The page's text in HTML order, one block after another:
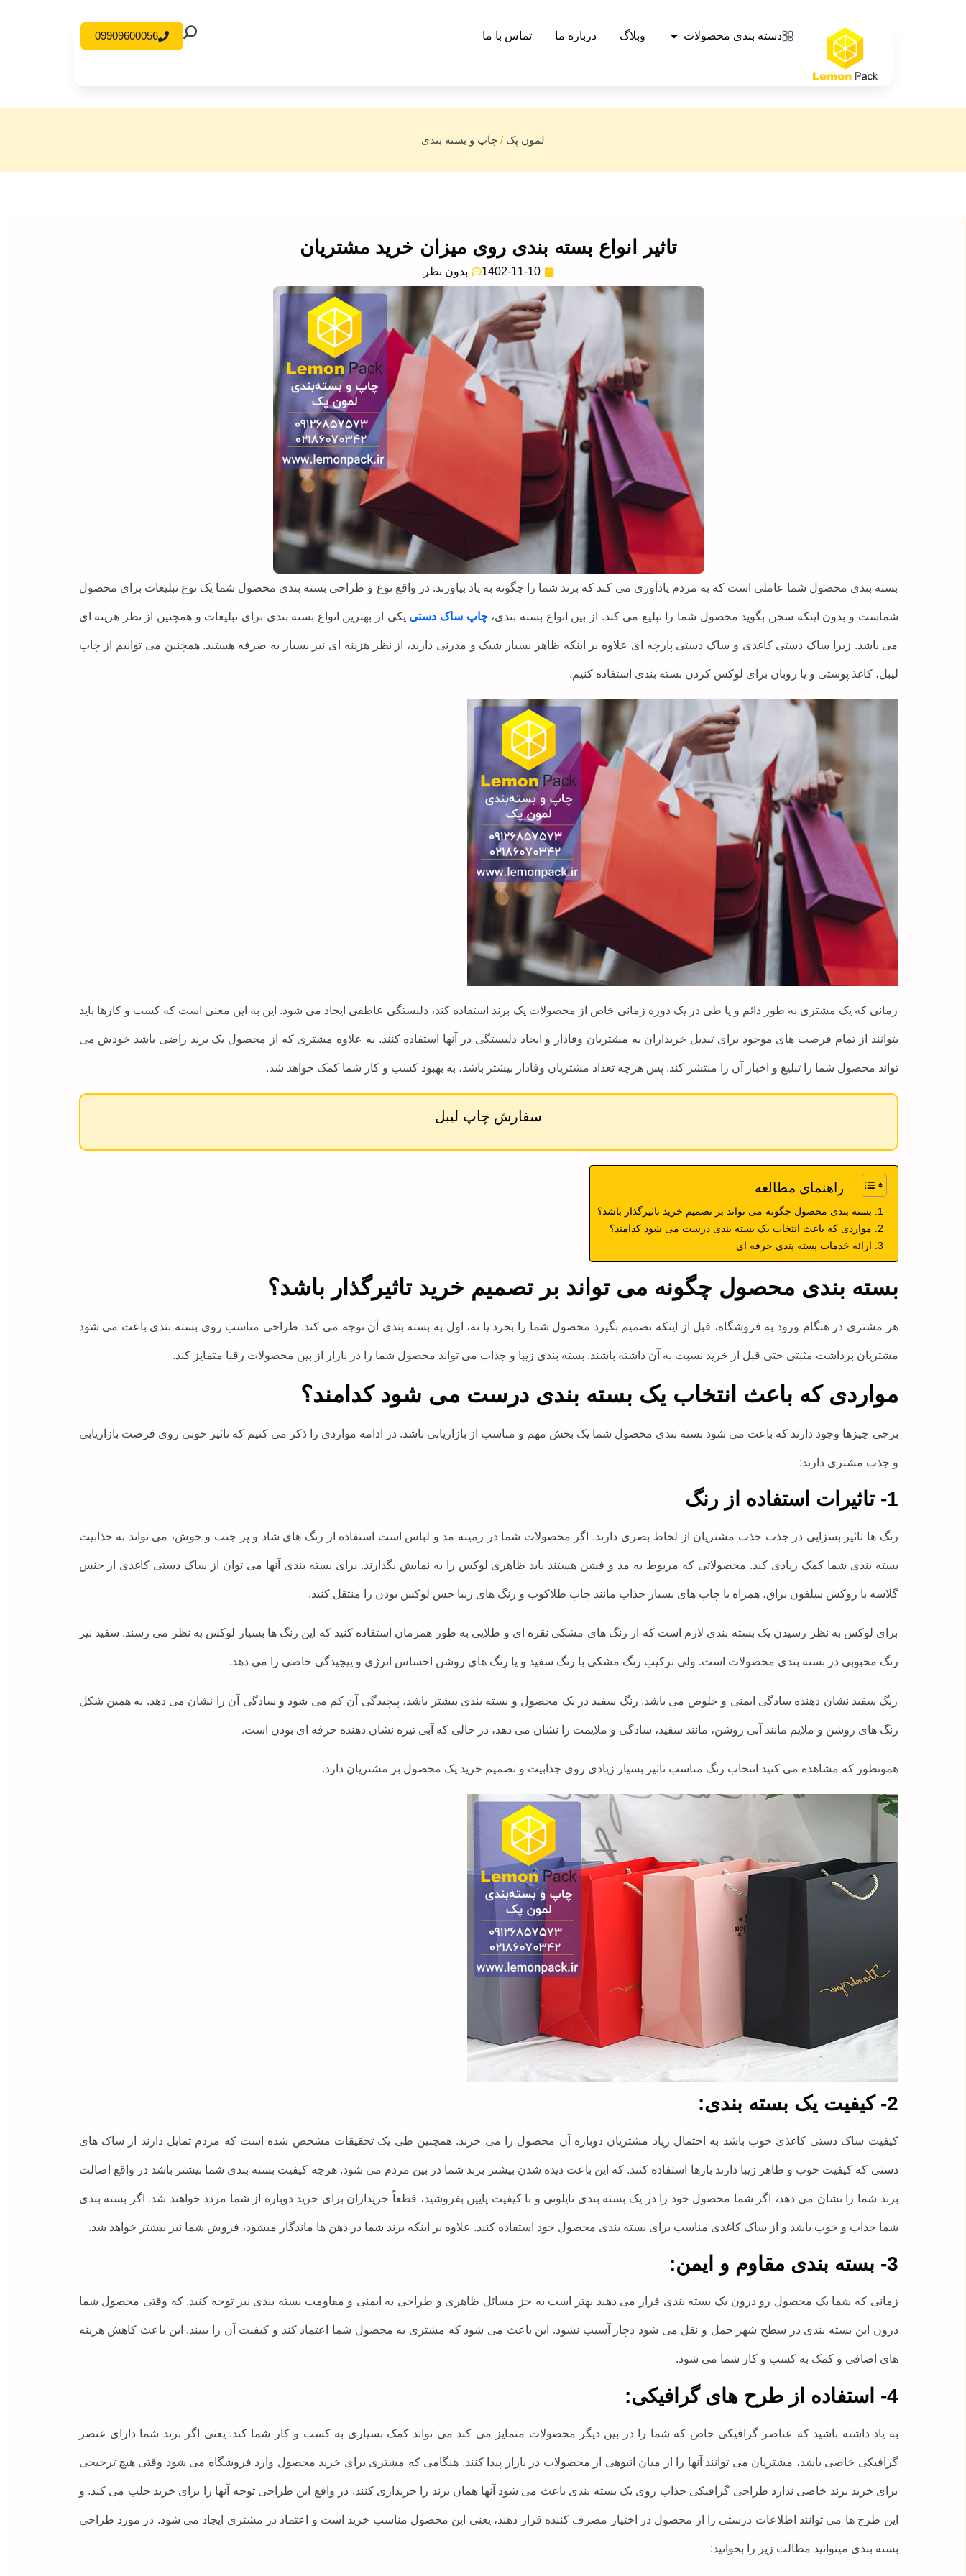
دسته بندی محصولات وبلاگ درباره ما تماس با ما 09909600056
لمون پک / چاپ و بسته بندی
تاثیر انواع بسته بندی روی میزان خرید مشتریان
1402-11-10 بدون نظر
بسته بندی محصول شما عاملی است که به مردم یادآوری می کند که برند شما را چگونه به یاد بیاورند. در واقع نوع و طراحی بسته بندی محصول شما یک نوع تبلیغات برای محصول
شماست و بدون اینکه سخن بگوید محصول شما را تبلیغ می کند. از بین انواع بسته بندی،چاپ ساک دستی یکی از بهترین انواع بسته بندی برای تبلیغات و همچنین از نظر هزینه ای
می باشد. زیرا ساک دستی کاغذی و ساک دستی پارچه ای علاوه بر اینکه ظاهر بسیار شیک و مدرنی دارند، از نظر هزینه ای نیز بسیار به صرفه هستند. همچنین می توانیم از چاپ
لیبل، کاغذ پوستی و یا روبان برای لوکس کردن بسته بندی استفاده کنیم.
زمانی که یک مشتری به طور دائم و یا طی در یک دوره زمانی خاص از محصولات یک برند استفاده کند، دلبستگی عاطفی ایجاد می شود. این به این معنی است که کسب و کارها باید
بتوانند از تمام فرصت های موجود برای تبدیل خریداران به مشتریان وفادار و ایجاد دلبستگی در آنها استفاده کنند. به علاوه مشتری که از محصول یک برند راضی باشد خودش می
تواند محصول شما را تبلیغ و اخبار آن را منتشر کند. پس هرچه تعداد مشتریان وفادار بیشتر باشد، به بهبود کسب و کار شما کمک خواهد شد.
سفارش چاپ لیبل
راهنمای مطالعه
بسته بندی محصول چگونه می تواند بر تصمیم خرید تاثیرگذار باشد؟
مواردی که باعث انتخاب یک بسته بندی درست می شود کدامند؟
ارائه خدمات بسته بندی حرفه ای
بسته بندی محصول چگونه می تواند بر تصمیم خرید تاثیرگذار باشد؟
هر مشتری در هنگام ورود به فروشگاه، قبل از اینکه تصمیم بگیرد محصول شما را بخرد یا نه، اول به بسته بندی آن توجه می کند. طراحی مناسب روی بسته بندی باعث می شود
مشتریان برداشت مثبتی حتی قبل از خرید نسبت به آن داشته باشند. بسته بندی زیبا و جذاب می تواند محصول شما را در بازار از بین محصولات رقبا متمایز کند.
مواردی که باعث انتخاب یک بسته بندی درست می شود کدامند؟
برخی چیزها وجود دارند که باعث می شود بسته بندی محصول شما یک بخش مهم و مناسب از بازاریابی باشد. در ادامه مواردی را ذکر می کنیم که تاثیر خوبی روی فرصت بازاریابی
و جذب مشتری دارند:
1- تاثیرات استفاده از رنگ
رنگ ها تاثیر بسزایی در جذب جذب مشتریان از لحاظ بصری دارند. اگر محصولات شما در زمینه مد و لباس است استفاده از رنگ های شاد و پر جنب و جوش، می تواند به جذابیت
بسته بندی شما کمک زیادی کند. محصولاتی که مربوط به مد و فشن هستند باید ظاهری لوکس را به نمایش بگذارند. برای بسته بندی آنها می توان از ساک دستی کاغذی از جنس
گلاسه با روکش سلفون براق، همراه با چاپ های بسیار جذاب مانند چاپ طلاکوب و رنگ های زیبا حس لوکس بودن را منتقل کنید.
برای لوکس به نظر رسیدن یک بسته بندی لازم است که از رنگ های مشکی نقره ای و طلایی به طور همزمان استفاده کنید که این رنگ ها بسیار لوکس به نظر می رسند. سفید نیز
رنگ محبوبی در بسته بندی محصولات است. ولی ترکیب رنگ مشکی با رنگ سفید و یا رنگ های روشن احساس انرژی و پیچیدگی خاصی را می دهد.
رنگ سفید نشان دهنده سادگی ایمنی و خلوص می باشد. رنگ سفید در یک محصول و بسته بندی بیشتر باشد، پیچیدگی آن کم می شود و سادگی آن را نشان می دهد. به همین شکل
رنگ های روشن و ملایم مانند آبی روشن، مانند سفید، سادگی و ملایمت را نشان می دهد، در حالی که آبی تیره نشان دهنده حرفه ای بودن است.
همونطور که مشاهده می کنید انتخاب رنگ مناسب تاثیر بسیار زیادی روی جذابیت و تصمیم خرید یک محصول بر مشتریان دارد.
2- کیفیت یک بسته بندی:
کیفیت ساک دستی کاغذی خوب باشد به احتمال زیاد مشتریان دوباره آن محصول را می خرند. همچنین طی یک تحقیقات مشخص شده است که مردم تمایل دارند از ساک های
دستی که کیفیت خوب و ظاهر زیبا دارند بارها استفاده کنند. که این باعث دیده شدن بیشتر برند شما در بین مردم می شود. هرچه کیفیت بسته بندی شما بیشتر باشد در واقع اصالت
برند شما را نشان می دهد، اگر شما محصول خود را در یک بسته بندی نایلونی و با کیفیت پایین بفروشید، قطعاً خریداران برای خرید دوباره از شما مردد خواهند شد. اگر بسته بندی
شما جذاب و خوب باشد و از ساک کاغذی مناسب برای بسته بندی محصول خود استفاده کنید. علاوه بر اینکه برند شما در ذهن ها ماندگار میشود، فروش شما نیز بیشتر خواهد شد.
3- بسته بندی مقاوم و ایمن:
زمانی که شما یک محصول رو درون یک بسته بندی قرار می دهید بهتر است به جز مسائل ظاهری و طراحی به ایمنی و مقاومت بسته بندی نیز توجه کنید. که وقتی محصول شما
درون این بسته بندی در سطح شهر حمل و نقل می شود دچار آسیب نشود. این باعث می شود که مشتری به محصول شما اعتماد کند و کیفیت آن را ببیند. این باعث کاهش هزینه
های اضافی و کمک به کسب و کار شما می شود.
4- استفاده از طرح های گرافیکی:
به یاد داشته باشید که عناصر گرافیکی خاص که شما را در بین دیگر محصولات متمایز می کند می تواند کمک بسیاری به کسب و کار شما کند. یعنی اگر برند شما دارای عنصر
گرافیکی خاصی باشد، مشتریان می توانند آنها را از میان انبوهی از محصولات در بازار پیدا کنند. هنگامی که مشتری برای خرید محصول وارد فروشگاه می شود وقتی هیچ ترجیحی
برای خرید برند خاصی ندارد طراحی گرافیکی جذاب روی یک بسته بندی باعث می شود آنها همان برند را خریداری کنند. در واقع این طراحی توجه آنها را برای خرید جلب می کند. و
این طرح ها می توانند اطلاعات درستی را از محصول در اختیار مصرف کننده قرار دهند، یعنی این محصول مناسب خرید است و اعتماد در مشتری ایجاد می شود. در مورد طراحی
بسته بندی میتوانید مطالب زیر را بخوانید: